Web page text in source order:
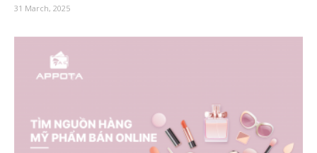
31 March, 2025